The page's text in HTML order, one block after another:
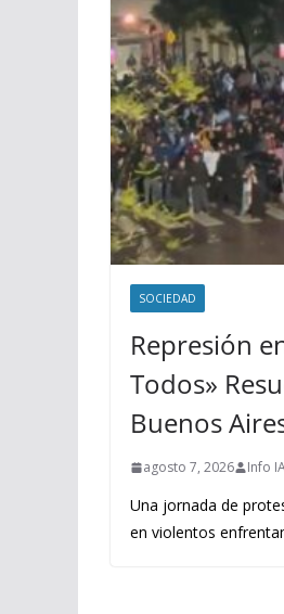
SOCIEDAD
Represión
Todos»
Buenos
agosto 7, 2026 Info
Una jornada de
en violentos